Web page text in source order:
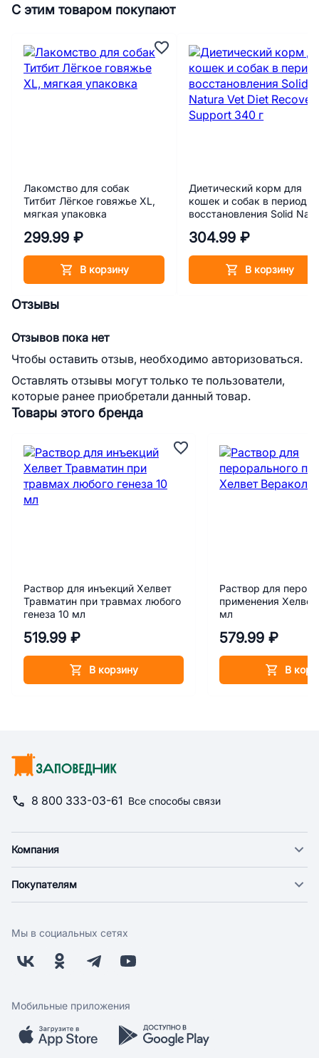
С этим товаром покупают
Лакомство для собак
Титбит Лёгкое говяжье XL,
мягкая упаковка
299.99 ₽
В корзину
Диетический корм для
кошек и собак в период
восстановления Solid
340 г
304.99 ₽
В корзину
Товары этого бренда
Раствор для инъекций Хелвет
Травматин при травмах любого
генеза 10 мл
519.99 ₽
В корзину
Раствор для
применения
мл
579.99 ₽
В
Отзывы
Отзывов пока нет
Чтобы оставить отзыв, необходимо авторизоваться.
Оставлять отзывы могут только те пользователи,
которые ранее приобретали данный товар.
8 800 333-03-61 Все способы связи
Компания
Новости
Поставщикам
Заводчикам
Обратная связь
Покупателям
Оплата
Бонусная программа
Скидки и акции
Мобильное приложение
Мы в социальных сетях
Мобильные приложения